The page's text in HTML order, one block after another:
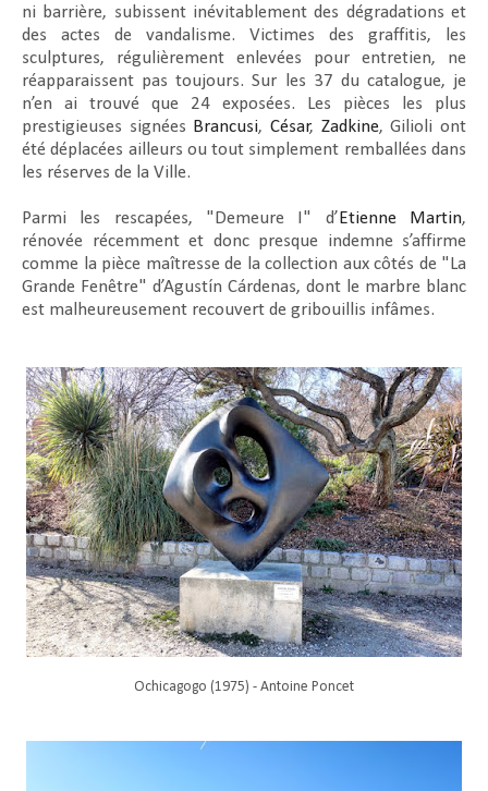
ni barrière, subissent inévitablement des dégradations et
des actes de vandalisme. Victimes des graffitis, les
sculptures, régulièrement enlevées pour entretien, ne
réapparaissent pas toujours. Sur les 37 du catalogue, je
n’en ai trouvé que 24 exposées. Les pièces les plus
prestigieuses signées Brancusi,César, Zadkine, Gilioli ont
été déplacées ailleurs ou tout simplement remballées dans
les réserves de la Ville.
Parmi les rescapées, " Demeure I" d’ Etienne Martin,
rénovée récemment et donc presque indemne s’affirme
comme la pièce maîtresse de la collection aux côtés de " La
Grande Fenêtre" d’Agustín Cárdenas, dont le marbre blanc
est malheureusement recouvert de gribouillis infâmes.
Ochicagogo (1975) - Antoine Poncet